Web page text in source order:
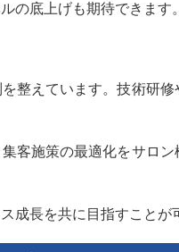
底上げも期待できます
えています。技術研
客施策の最適化をサロ
成長を共に目指すことが